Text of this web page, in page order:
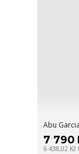
Abu
7 790
6 438,02 Kč